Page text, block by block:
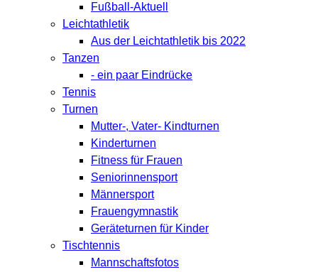
Fußball-Aktuell
Leichtathletik
Aus der Leichtathletik bis 2022
Tanzen
- ein paar Eindrücke
Tennis
Turnen
Mutter-, Vater- Kindturnen
Kinderturnen
Fitness für Frauen
Seniorinnensport
Männersport
Frauengymnastik
Geräteturnen für Kinder
Tischtennis
Mannschaftsfotos